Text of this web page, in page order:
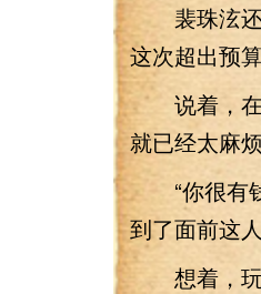
裴珠泫还
这次超出预
说着，在李
就已经太麻
“你很有钱
到了面前这
想着，玩